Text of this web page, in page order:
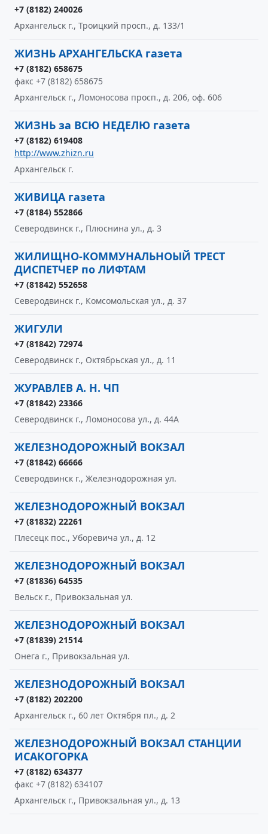
+7 (8182) 240026
Архангельск г., Троицкий просп., д. 133/1
ЖИЗНЬ АРХАНГЕЛЬСКА газета
+7 (8182) 658675
факс +7 (8182) 658675
Архангельск г., Ломоносова просп., д. 206, оф. 606
ЖИЗНЬ за ВСЮ НЕДЕЛЮ газета
+7 (8182) 619408
http://www.zhizn.ru
Архангельск г.
ЖИВИЦА газета
+7 (8184) 552866
Северодвинск г., Плюснина ул., д. 3
ЖИЛИЩНО-КОММУНАЛЬНОЫЙ ТРЕСТ
ДИСПЕТЧЕР по ЛИФТАМ
+7 (81842) 552658
Северодвинск г., Комсомольская ул., д. 37
ЖИГУЛИ
+7 (81842) 72974
Северодвинск г., Октябрьская ул., д. 11
ЖУРАВЛЕВ А. Н. ЧП
+7 (81842) 23366
Северодвинск г., Ломоносова ул., д. 44А
ЖЕЛЕЗНОДОРОЖНЫЙ ВОКЗАЛ
+7 (81842) 66666
Северодвинск г., Железнодорожная ул.
ЖЕЛЕЗНОДОРОЖНЫЙ ВОКЗАЛ
+7 (81832) 22261
Плесецк пос., Уборевича ул., д. 12
ЖЕЛЕЗНОДОРОЖНЫЙ ВОКЗАЛ
+7 (81836) 64535
Вельск г., Привокзальная ул.
ЖЕЛЕЗНОДОРОЖНЫЙ ВОКЗАЛ
+7 (81839) 21514
Онега г., Привокзальная ул.
ЖЕЛЕЗНОДОРОЖНЫЙ ВОКЗАЛ
+7 (8182) 202200
Архангельск г., 60 лет Октября пл., д. 2
ЖЕЛЕЗНОДОРОЖНЫЙ ВОКЗАЛ СТАНЦИИ
ИСАКОГОРКА
+7 (8182) 634377
факс +7 (8182) 634107
Архангельск г., Привокзальная ул., д. 13